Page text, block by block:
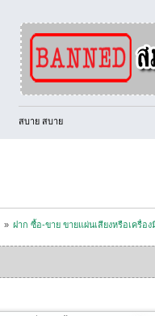
สบาย สบาย
» ฝาก ซื้อ-ขาย ขายแผ่นเสียงหรือเครื่อง